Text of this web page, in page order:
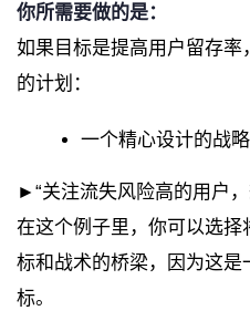
你所需要做的是：
如果目标是提高用户留存
的计划：
一个精心设计的战略
►“关注流失风险高的用户
在这个例子里，你可以选择
标和战术的桥梁，因为这是
标。